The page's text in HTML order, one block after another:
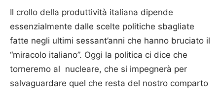
Il crollo della produttività italiana dipende
essenzialmente dalle scelte politiche sbagliate
fatte negli ultimi sessant’anni che hanno bruciato il
“miracolo italiano”. Oggi la politica ci dice che
torneremo al nucleare, che si impegnerà per
salvaguardare quel che resta del nostro comparto